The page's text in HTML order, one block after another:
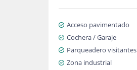
Acceso pavimentado
Cochera / Garaje
Parqueadero visitantes
Zona industrial